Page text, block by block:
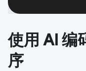
使用 AI 编
序